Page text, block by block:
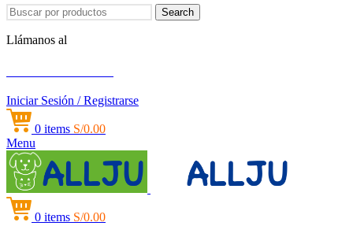
Search
Llámanos al
Iniciar Sesión / Registrarse
0 items S/0.00
Menu
0 items S/0.00